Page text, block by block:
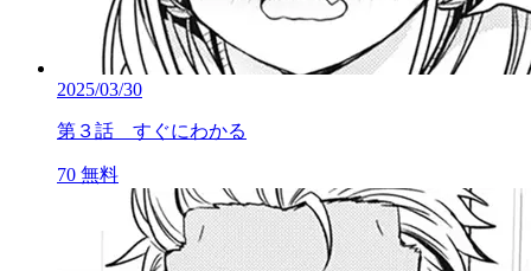
2025/03/30
第３話 すぐにわかる
70 無料